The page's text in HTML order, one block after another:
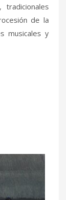
de la
musicales y